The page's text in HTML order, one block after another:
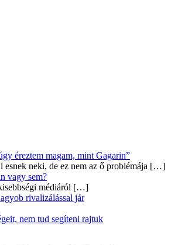
éreztem magam, mint Gagarin”
neki, de ez nem az ő problémája […]
vagy sem?
médiáról […]
rivalizálással jár
nem tud segíteni rajtuk